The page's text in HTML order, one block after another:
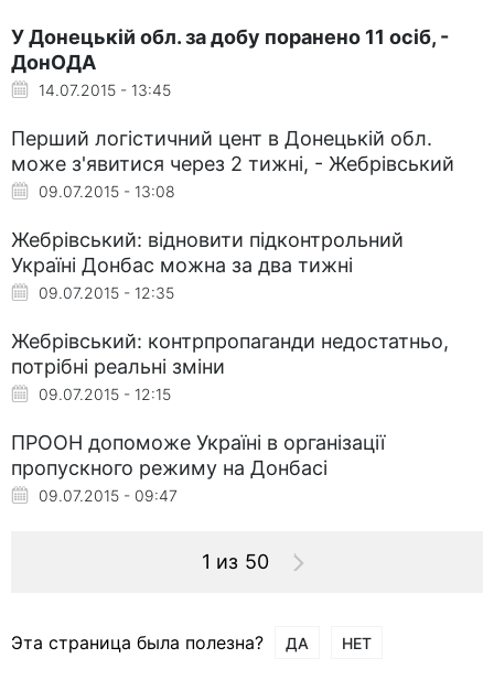
У Донецькій обл. за добу поранено 11 осіб, -
ДонОДА
14.07.2015 - 13:45
Перший логістичний цент в Донецькій обл.
може з'явитися через 2 тижні, - Жебрівський
09.07.2015 - 13:08
Жебрівський: відновити підконтрольний
Україні Донбас можна за два тижні
09.07.2015 - 12:35
Жебрівський: контрпропаганди недостатньо,
потрібні реальні зміни
09.07.2015 - 12:15
ПРООН допоможе Україні в організації
пропускного режиму на Донбасі
09.07.2015 - 09:47
1 из 50
Эта страница была полезна? ДА НЕТ